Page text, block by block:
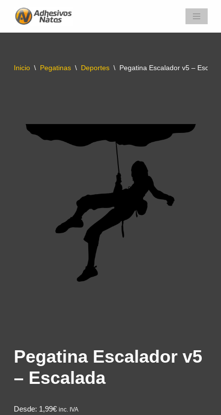
Saltar
Inicio \ Pegatinas \ Deportes \ Pegatina Escalador v5 –
Pegatina Escalador v5
– Escalada
Desde: 1,99€ inc. IVA